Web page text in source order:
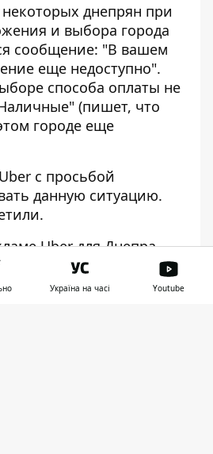
днепрян при
и выбора города
сообщение: "В вашем
еще недоступно".
способа оплаты не
(пишет, что
городе еще
с просьбой
данную ситуацию.
Uber для Днепра
Филатов
Дария Калиновская
Україна на часі Youtube